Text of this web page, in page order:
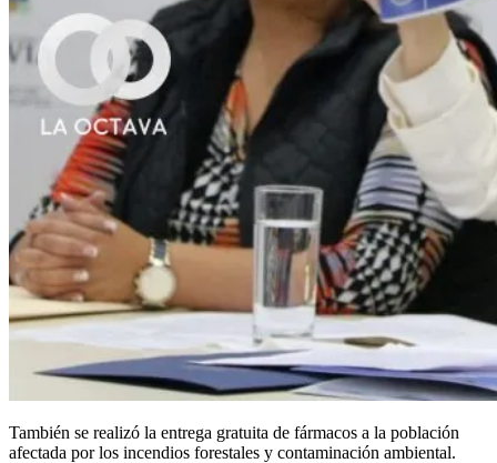
También se realizó la entrega gratuita de fármacos a la población
afectada por los incendios forestales y contaminación ambiental.